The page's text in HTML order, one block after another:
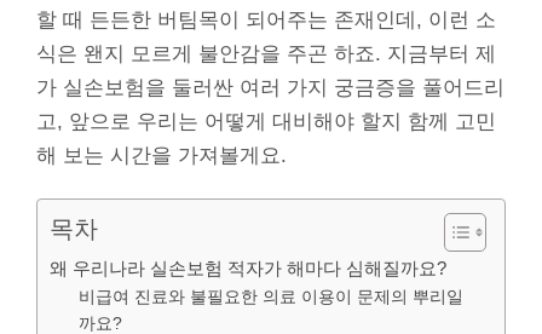
할 때 든든한 버팀목이 되어주는 존재인데, 이런 소
식은 왠지 모르게 불안감을 주곤 하죠. 지금부터 제
가 실손보험을 둘러싼 여러 가지 궁금증을 풀어드리
고, 앞으로 우리는 어떻게 대비해야 할지 함께 고민
해 보는 시간을 가져볼게요.
목차
왜 우리나라 실손보험 적자가 해마다 심해질까요?
비급여 진료와 불필요한 의료 이용이 문제의 뿌리일
까요?